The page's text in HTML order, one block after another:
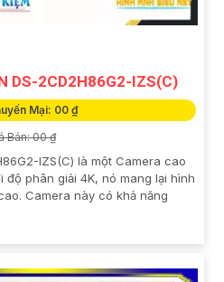
DS-2CD2H86G2-IZS(C)
Mại: 00 ₫
Bán: 00 ₫
IZS(C) là một Camera cao
độ phân giải 4K, nó mang lại hình
Camera này có khả năng